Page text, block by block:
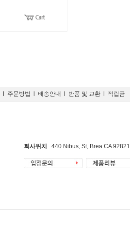
주문방법 배송안내 반품 및 교환 적립금
회사위치 440 Nibus, St, Brea CA 92821